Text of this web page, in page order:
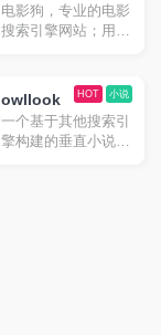
电影狗，专业的电影
搜索引擎网站；用户
等关键词进行搜索，
直达电影资源站，让
电影搜索更高效、更
便捷、更精准！
小说
HOT
owllook
一个基于其他搜索引
擎构建的垂直小说搜